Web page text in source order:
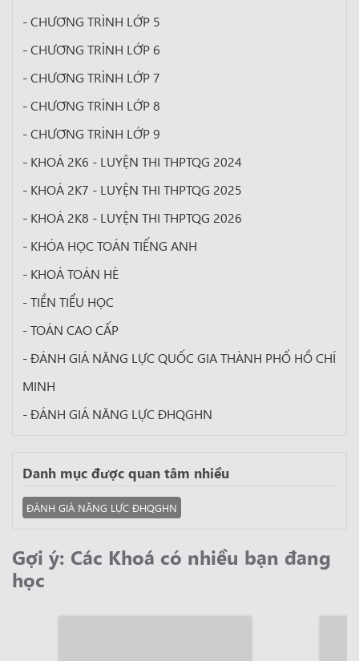
- CHƯƠNG TRÌNH LỚP 5
- CHƯƠNG TRÌNH LỚP 6
- CHƯƠNG TRÌNH LỚP 7
- CHƯƠNG TRÌNH LỚP 8
- CHƯƠNG TRÌNH LỚP 9
- KHOÁ 2K6 - LUYỆN THI THPTQG 2024
- KHOÁ 2K7 - LUYỆN THI THPTQG 2025
- KHOÁ 2K8 - LUYỆN THI THPTQG 2026
- KHÓA HỌC TOÁN TIẾNG ANH
- KHOÁ TOÁN HÈ
- TIỀN TIỂU HỌC
- TOÁN CAO CẤP
- ĐÁNH GIÁ NĂNG LỰC QUỐC GIA THÀNH PHỐ HỒ CHÍ
MINH
- ĐÁNH GIÁ NĂNG LỰC ĐHQGHN
Danh mục được quan tâm nhiều
ĐÁNH GIÁ NĂNG LỰC ĐHQGHN
Gợi ý: Các Khoá có nhiều bạn đang
học